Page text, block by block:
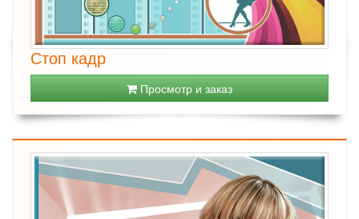
Стоп кадр
Просмотр и заказ